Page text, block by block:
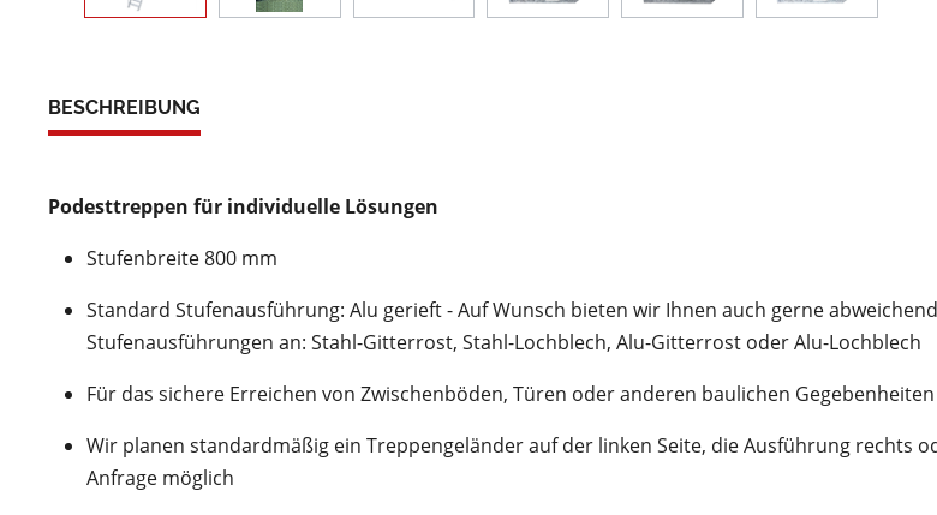
BESCHREIBUNG
Podesttreppen für individuelle Lösungen
Stufenbreite 800 mm
Standard Stufenausführung: Alu gerieft - Auf Wunsch bieten wir Ihnen auch gerne
Stufenausführungen an: Stahl-Gitterrost, Stahl-Lochblech, Alu-Gitterrost oder Alu-Lochblech
Für das sichere Erreichen von Zwischenböden, Türen oder anderen baulichen Gegebenheiten
Wir planen standardmäßig ein Treppengeländer auf der linken Seite, die Ausführung rechts
Anfrage möglich